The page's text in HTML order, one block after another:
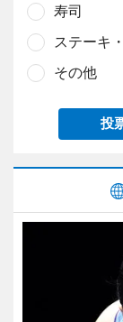
寿司
ステーキ
その他
投